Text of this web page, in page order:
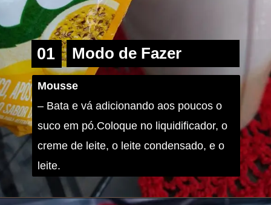
Modo de Fazer
01
Mousse
– Bata e vá adicionando aos poucos o
suco em pó.Coloque no liquidificador, o
creme de leite, o leite condensado, e o
leite.